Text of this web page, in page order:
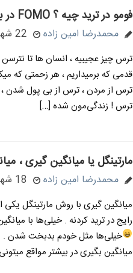
فومو در ترید چیه ؟ FOMO در بازار فارکس و کریپتو
محمدرضا امین زاده 22 شهریور 1403
ترس چیز عجیبیه ، انسان ها تا
قدمی که برمیداریم ، هر زحمتی که
ترس از مردن ، ترس از بی پول شدن
ترس ! زندگی‌مون شده […]
مارتینگل یا میانگین گیری ،
محمدرضا امین زاده 18 شهریور 1403
میانگین گیری با روش مارتینگل
رایج در ترید کردنه . خیلی‌ها با
خیلی‌ها مثل خودم بدبخت شدن .
میانگین بگیری در بیشتر مواقع